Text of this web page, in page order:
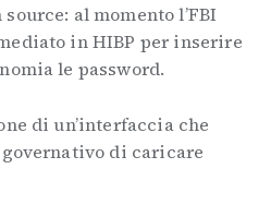
al momento l’FBI
in HIBP per inserire
le password.
di un’interfaccia che
di caricare